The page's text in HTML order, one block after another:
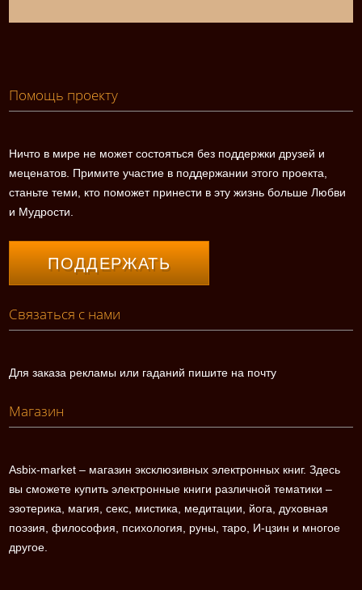
Помощь проекту
Ничто в мире не может состояться без поддержки друзей и
меценатов. Примите участие в поддержании этого проекта,
станьте теми, кто поможет принести в эту жизнь больше Любви
и Мудрости.
ПОДДЕРЖАТЬ
Связаться с нами
Для заказа рекламы или гаданий пишите на почту
Магазин
Asbix-market – магазин эксклюзивных электронных книг. Здесь
вы сможете купить электронные книги различной тематики –
эзотерика, магия, секс, мистика, медитации, йога, духовная
поэзия, философия, психология, руны, таро, И-цзин и многое
другое.